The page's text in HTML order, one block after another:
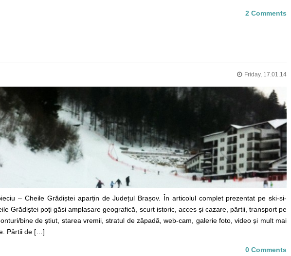
2 Comments
Friday, 17.01.14
– Cheile Grădiștei aparțin de Județul Brașov. În articolul complet prezentat pe ski-si-
Grădiștei poți găsi amplasare geografică, scurt istoric, acces și cazare, pârtii, transport pe
bine de știut, starea vremii, stratul de zăpadă, web-cam, galerie foto, video și mult mai
Pârtii de […]
0 Comments